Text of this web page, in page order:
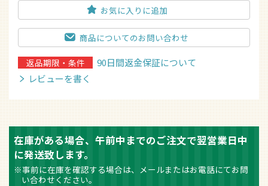
お気に入りに追加
商品についてのお問い合わせ
返品期限・条件
90日間返金保証について
レビューを書く
在庫がある場合、午前中までのご注文で翌営業日中
に発送致します。
※事前に在庫を確認する場合は、メールまたはお電話にてお問
い合わせください。